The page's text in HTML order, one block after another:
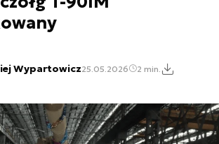
Wypartowicz25.05.2026 2 min.